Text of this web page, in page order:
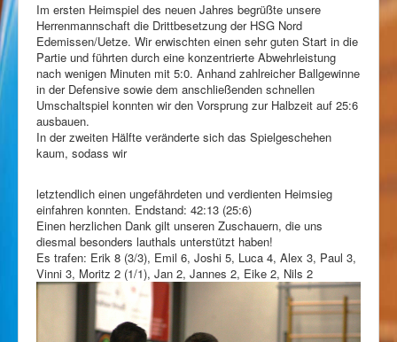
Sponsoren
Im ersten Heimspiel des neuen Jahres begrüßte unsere
Herrenmannschaft die Drittbesetzung der HSG Nord
Edemissen/Uetze. Wir erwischten einen sehr guten Start in die
Partie und führten durch eine konzentrierte Abwehrleistung
nach wenigen Minuten mit 5:0. Anhand zahlreicher Ballgewinne
in der Defensive sowie dem anschließenden schnellen
Umschaltspiel konnten wir den Vorsprung zur Halbzeit auf 25:6
ausbauen.
In der zweiten Hälfte veränderte sich das Spielgeschehen
kaum, sodass wir
letztendlich einen ungefährdeten und verdienten Heimsieg
einfahren konnten. Endstand: 42:13 (25:6)
Einen herzlichen Dank gilt unseren Zuschauern, die uns
diesmal besonders lauthals unterstützt haben!
Es trafen: Erik 8 (3/3), Emil 6, Joshi 5, Luca 4, Alex 3, Paul 3,
Vinni 3, Moritz 2 (1/1), Jan 2, Jannes 2, Eike 2, Nils 2